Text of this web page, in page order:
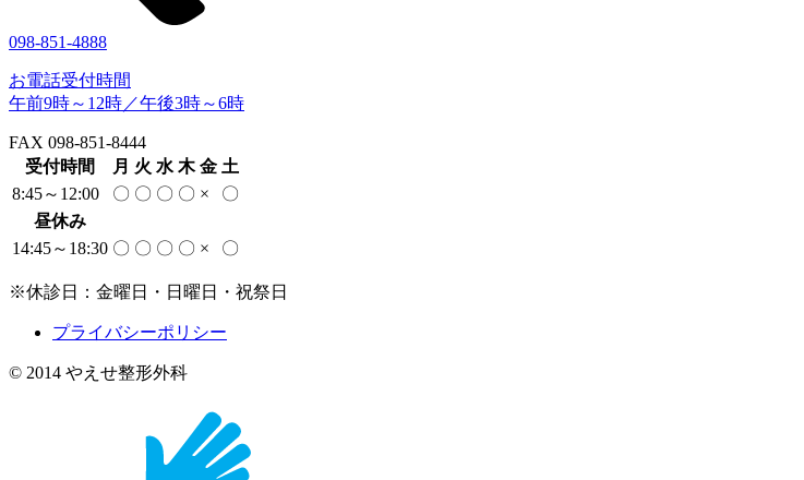
098-851-4888
お電話受付時間
午前9時～12時／午後3時～6時
FAX 098-851-8444
受付時間
月 火 水 木 金 土
8:45～12:00
〇 〇 〇 〇 ×
〇
昼休み
14:45～18:30 〇 〇 〇 〇 × 〇
※休診日：金曜日・日曜日・祝祭日
プライバシーポリシー
© 2014 やえせ整形外科